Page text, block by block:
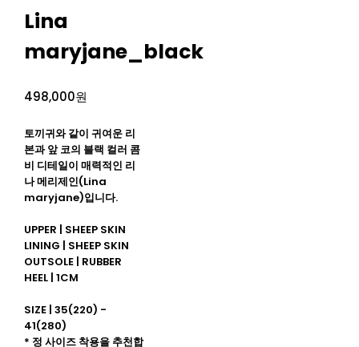
Lina
maryjane_black
498,000원
토끼귀와 같이 귀여운 리
본과 앞 코의 블랙 컬러 콤
비 디테일이 매력적인 리
나 메리제인(Lina
maryjane)입니다.
UPPER | SHEEP SKIN
LINING | SHEEP SKIN
OUTSOLE | RUBBER
HEEL | 1CM
SIZE | 35(220) -
41(280)
* 정 사이즈 착용을 추천합